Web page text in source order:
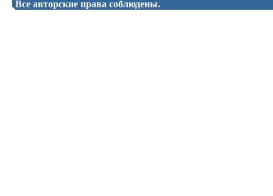
Все авторские права соблюдены.